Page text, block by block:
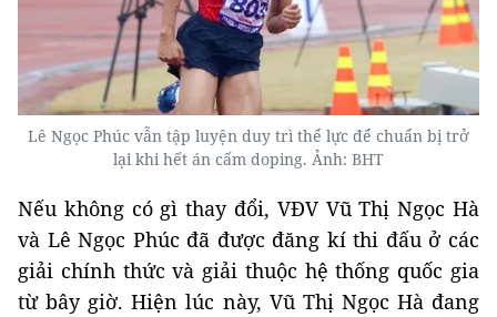
Lê Ngọc Phúc vẫn tập luyện duy trì thể lực để chuẩn bị trở
lại khi hết án cấm doping. Ảnh: BHT
Nếu không có gì thay đổi, VĐV Vũ Thị Ngọc Hà
và Lê Ngọc Phúc đã được đăng kí thi đấu ở các
giải chính thức và giải thuộc hệ thống quốc gia
từ bây giờ. Hiện lúc này, Vũ Thị Ngọc Hà đang